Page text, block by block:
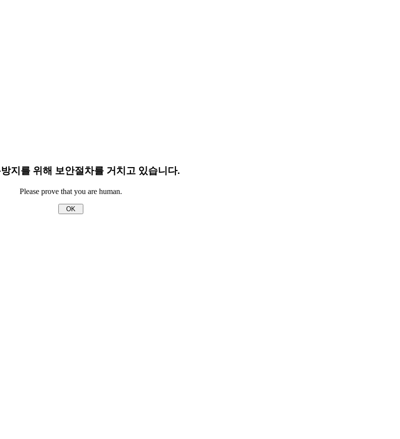
지를 위해 보안절차를 거치고 있습니다.
Please prove that you are human.